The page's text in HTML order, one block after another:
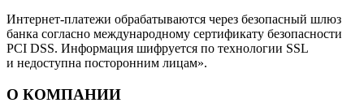
Интернет-платежи обрабатываются через безопасный шлюз
банка согласно международному сертификату безопасности
PCI DSS. Информация шифруется по технологии SSL
и недоступна посторонним лицам».
О КОМПАНИИ